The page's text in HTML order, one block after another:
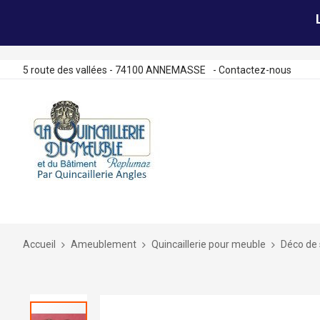
5 route des vallées - 74100 ANNEMASSE - Contactez-nous
Accueil Ameublement Quincaillerie pour meuble Déco de
Skip
to